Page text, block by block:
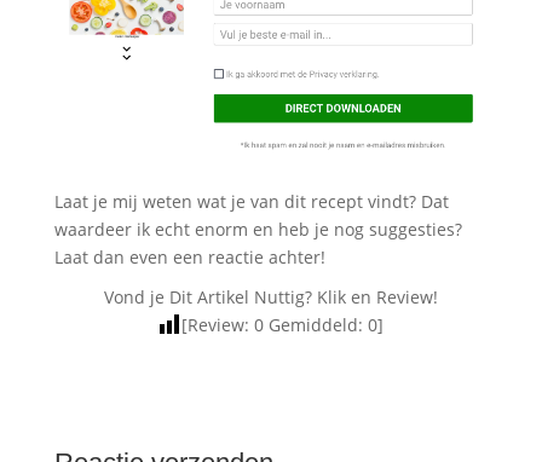
Laat je mij weten wat je van dit recept vindt? Dat
waardeer ik echt enorm en heb je nog suggesties?
Laat dan even een reactie achter!
Vond je Dit Artikel Nuttig? Klik en Review!
[Review:0 Gemiddeld:0]